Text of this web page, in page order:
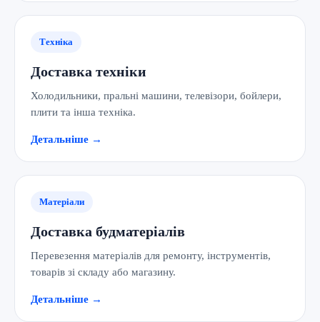
Техніка
Доставка техніки
Холодильники, пральні машини, телевізори, бойлери,
плити та інша техніка.
Детальніше →
Матеріали
Доставка будматеріалів
Перевезення матеріалів для ремонту, інструментів,
товарів зі складу або магазину.
Детальніше →